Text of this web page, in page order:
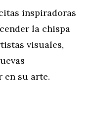
inspiradoras
la chispa
visuales,
en su arte.